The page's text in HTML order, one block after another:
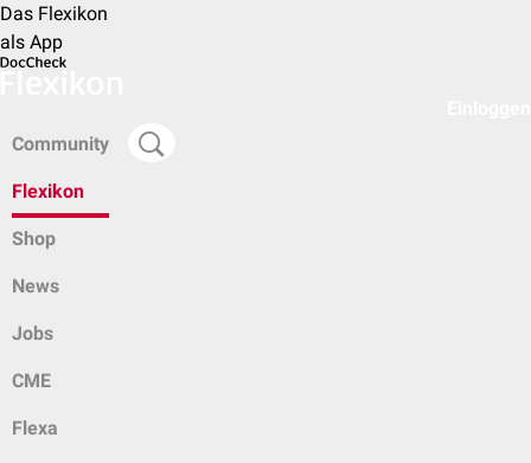
Das Flexikon
als App
Community
Flexikon
Shop
News
Jobs
CME
Flexa